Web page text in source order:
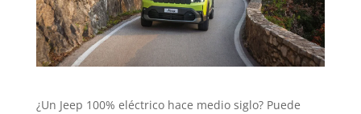
¿Un Jeep 100% eléctrico hace medio siglo? Puede